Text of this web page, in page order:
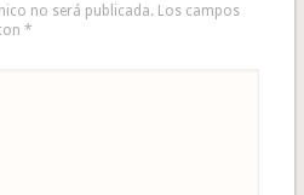
no será publicada. Los campos
*